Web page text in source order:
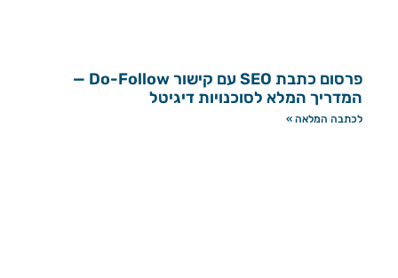
פרסום כתבת SEO עם קישור Do-Follow —
המדריך המלא לסוכנויות דיגיטל
לכתבה המלאה »